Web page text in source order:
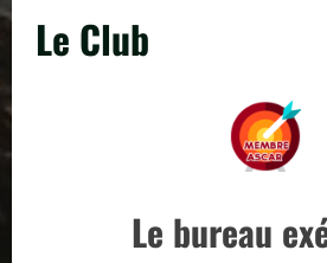
Le Club
Le bureau